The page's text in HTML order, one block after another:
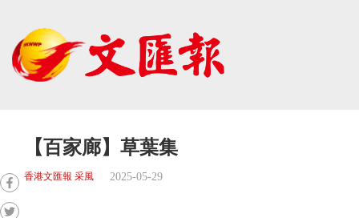
【百家廊】草葉集
香港文匯報 采風 2025-05-29